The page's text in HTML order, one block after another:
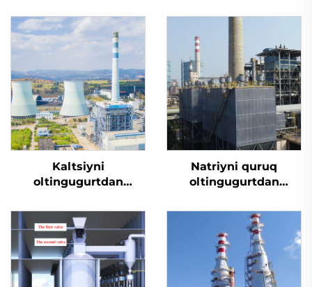
Kaltsiyni
oltingugurtdan
Natriyni quruq
oltingugurtdan